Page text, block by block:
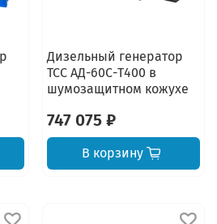
Дизельный генератор
ТСС АД-60С-Т400 в
шумозащитном кожухе
747 075 ₽
В корзину